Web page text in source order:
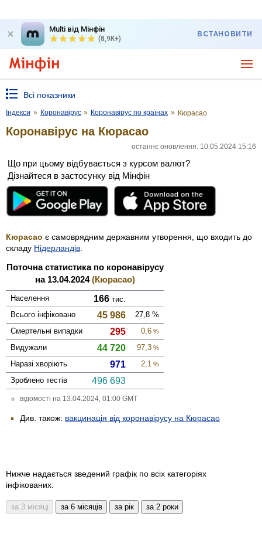
Multi від Мінфін
(8,9K+)
ВСТАНОВИТИ
Всі показники
Індекси » Коронавірус » Коронавірус по країнах » Кюрасао
Коронавірус на Кюрасао
останнє оновлення: 10.05.2024 15:16
Що при цьому відбувається з курсом валют?
Дізнайтеся в застосунку від Мінфін
Кюрасао є самоврядним державним утворення, що входить до
складу Нідерландів
Поточна статистика по коронавірусу
на 13.04.2024(Кюрасао)
Населення 166 тис.
Всього інфі­ковано
45 986 27,8 %
Смер­тельні випадки
295 0,6 %
Виду­жали 44 720 97,3 %
Наразі хворіють 971 2,1 %
Зроблено тестів 496 693
відомості на 13.04.2024, 01:00 GMT
Див. також: вакцинація від коронавірусу на Кюрасао
Нижче надається зведений графік по всіх категоріях
інфікованих: